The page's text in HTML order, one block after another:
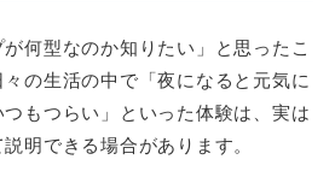
が何型なのか知りたい」と思ったこ
の生活の中で「夜になると元気に
もつらい」といった体験は、実は
明できる場合があります。